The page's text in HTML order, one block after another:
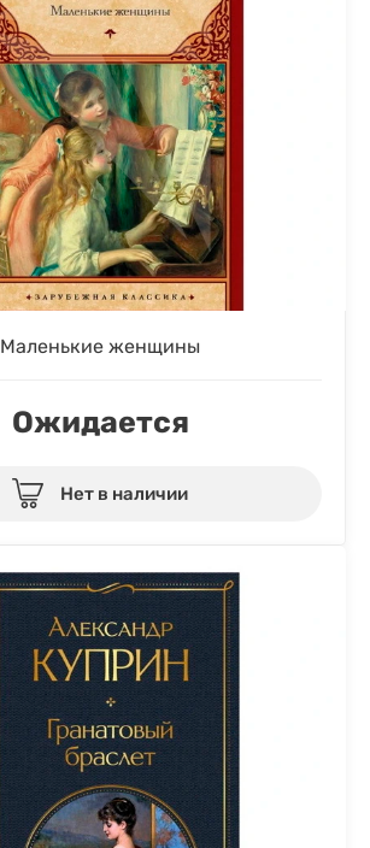
Маленькие женщины
Ожидается
Нет в наличии